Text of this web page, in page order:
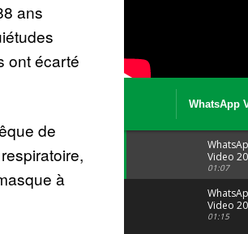
ans
ont écarté
de
à
WhatsApp
Video
04 at 15
01:07
Video
29 at 12
01:15